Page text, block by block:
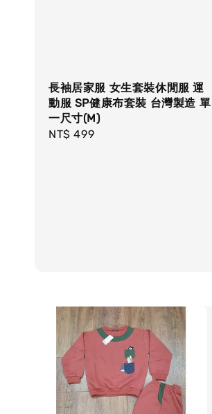
長袖居家服 女生套裝休閒服 運
動服 SP健康布套裝 台灣製造 單
一尺寸(M)
Regular
NT$ 499